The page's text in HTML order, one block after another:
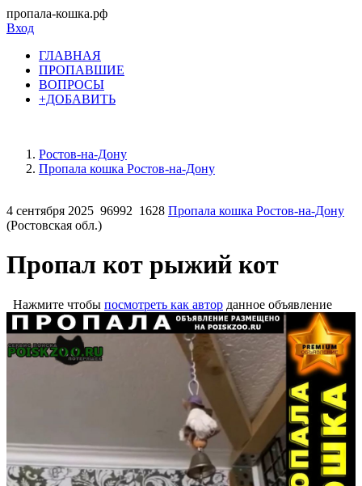
пропала-кошка.рф
Вход
ГЛАВНАЯ
ПРОПАВШИЕ
ВОПРОСЫ
+ДОБАВИТЬ
Ростов-на-Дону
Пропала кошка Ростов-на-Дону
4 сентября 2025 96992 1628 Пропала кошка Ростов-на-Дону
(Ростовская обл.)
Пропал кот рыжий кот
Нажмите чтобы посмотреть как автор данное объявление